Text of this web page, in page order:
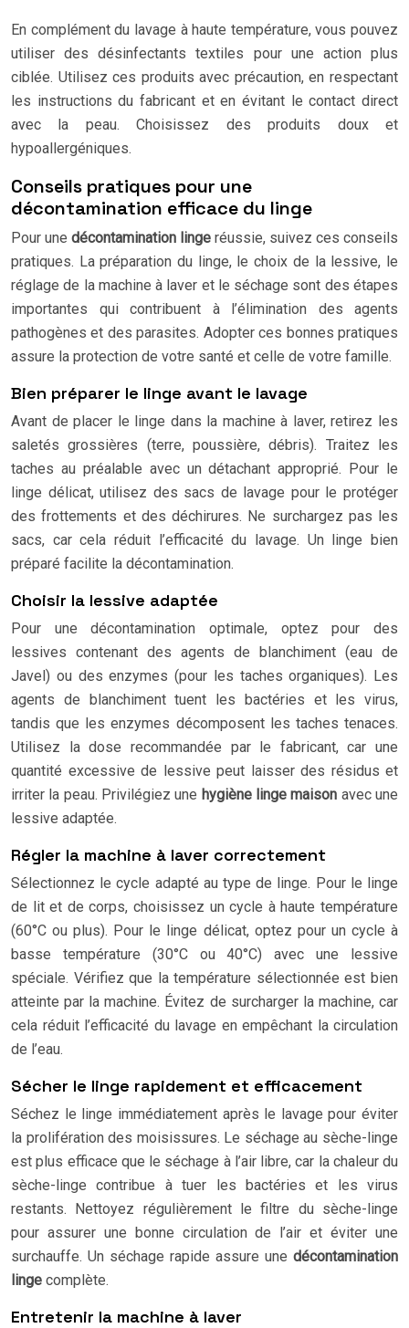
En complément du lavage à haute température, vous pouvez
utiliser des désinfectants textiles pour une action plus
ciblée. Utilisez ces produits avec précaution, en respectant
les instructions du fabricant et en évitant le contact direct
avec la peau. Choisissez des produits doux et
hypoallergéniques.
Conseils pratiques pour une
décontamination efficace du linge
Pour une décontamination linge réussie, suivez ces conseils
pratiques. La préparation du linge, le choix de la lessive, le
réglage de la machine à laver et le séchage sont des étapes
importantes qui contribuent à l’élimination des agents
pathogènes et des parasites. Adopter ces bonnes pratiques
assure la protection de votre santé et celle de votre famille.
Bien préparer le linge avant le lavage
Avant de placer le linge dans la machine à laver, retirez les
saletés grossières (terre, poussière, débris). Traitez les
taches au préalable avec un détachant approprié. Pour le
linge délicat, utilisez des sacs de lavage pour le protéger
des frottements et des déchirures. Ne surchargez pas les
sacs, car cela réduit l’efficacité du lavage. Un linge bien
préparé facilite la décontamination.
Choisir la lessive adaptée
Pour une décontamination optimale, optez pour des
lessives contenant des agents de blanchiment (eau de
Javel) ou des enzymes (pour les taches organiques). Les
agents de blanchiment tuent les bactéries et les virus,
tandis que les enzymes décomposent les taches tenaces.
Utilisez la dose recommandée par le fabricant, car une
quantité excessive de lessive peut laisser des résidus et
irriter la peau. Privilégiez une hygiène linge maison avec une
lessive adaptée.
Régler la machine à laver correctement
Sélectionnez le cycle adapté au type de linge. Pour le linge
de lit et de corps, choisissez un cycle à haute température
(60°C ou plus). Pour le linge délicat, optez pour un cycle à
basse température (30°C ou 40°C) avec une lessive
spéciale. Vérifiez que la température sélectionnée est bien
atteinte par la machine. Évitez de surcharger la machine, car
cela réduit l’efficacité du lavage en empêchant la circulation
de l’eau.
Sécher le linge rapidement et efficacement
Séchez le linge immédiatement après le lavage pour éviter
la prolifération des moisissures. Le séchage au sèche-linge
est plus efficace que le séchage à l’air libre, car la chaleur du
sèche-linge contribue à tuer les bactéries et les virus
restants. Nettoyez régulièrement le filtre du sèche-linge
pour assurer une bonne circulation de l’air et éviter une
surchauffe. Un séchage rapide assure une décontamination
linge complète.
Entretenir la machine à laver